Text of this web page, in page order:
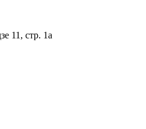
11, стр. 1а